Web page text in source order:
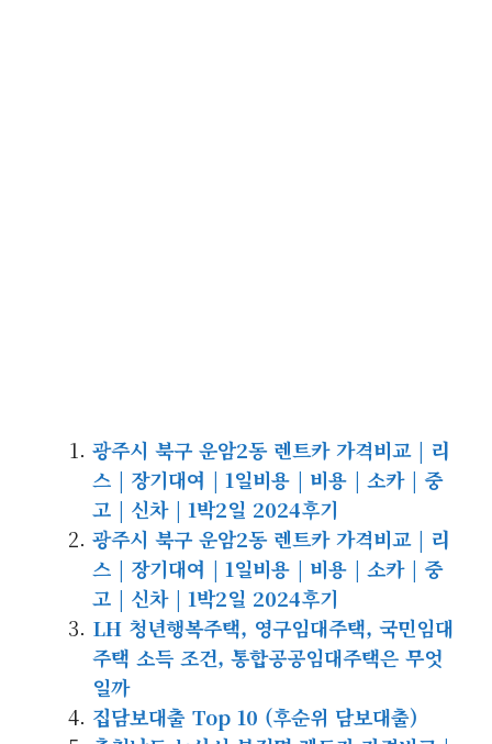
광주시 북구 운암2동 렌트카 가격비교 | 리
스 | 장기대여 | 1일비용 | 비용 | 소카 | 중
고 | 신차 | 1박2일 2024후기
광주시 북구 운암2동 렌트카 가격비교 | 리
스 | 장기대여 | 1일비용 | 비용 | 소카 | 중
고 | 신차 | 1박2일 2024후기
LH 청년행복주택, 영구임대주택, 국민임대
주택 소득 조건, 통합공공임대주택은 무엇
일까
집담보대출 Top 10 (후순위 담보대출)